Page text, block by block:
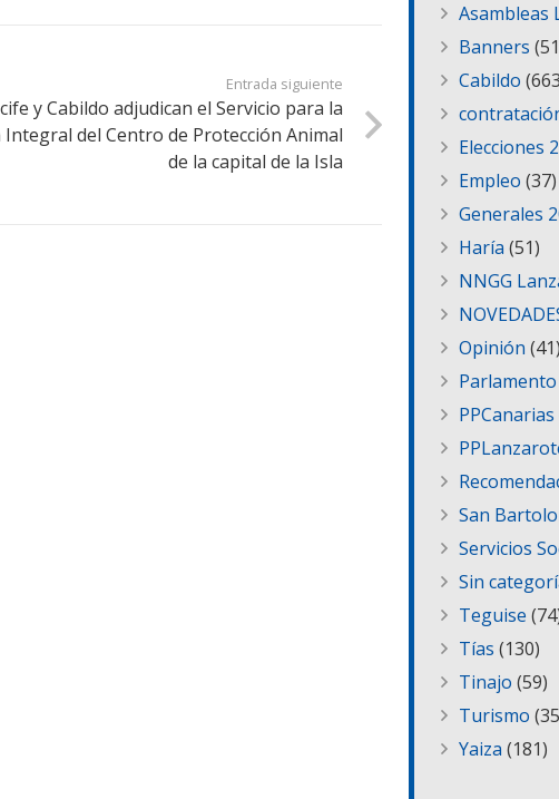
Entrada siguiente
y Cabildo adjudican el Servicio para la
Integral del Centro de Protección Animal
de la capital de la Isla
Asambleas
Banners
Cabildo
Elecciones
Empleo (37)
Generales
Haría (51)
NNGG
Opinión (41)
Parlamento
PPCanarias
San
Servicios
Sin
Teguise
Tías (130)
Tinajo (59)
Turismo
Yaiza (181)